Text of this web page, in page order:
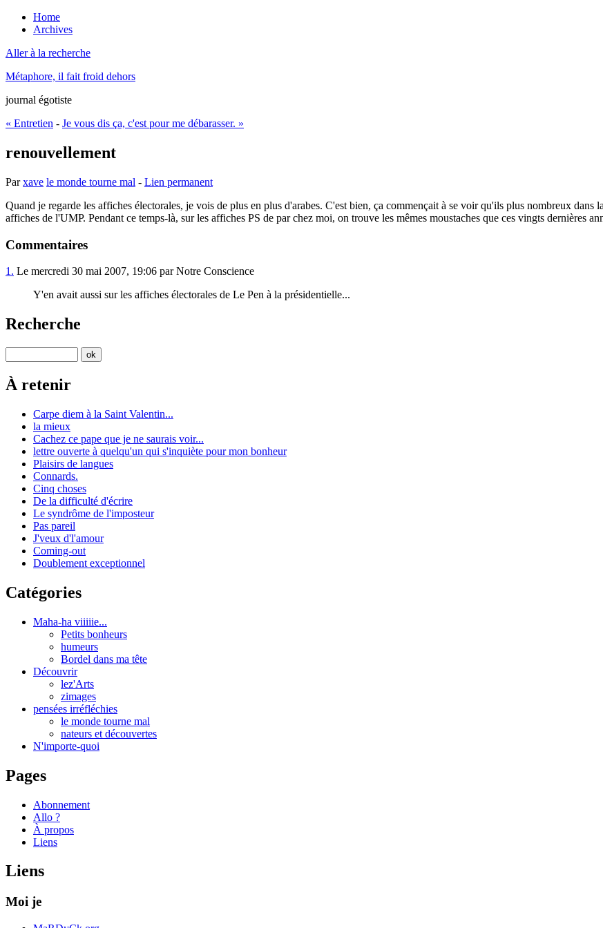
Home
Archives
Aller à la recherche
Métaphore, il fait froid dehors
journal égotiste
« Entretien - Je vous dis ça, c'est pour me débarasser. »
renouvellement
Parxave le monde tourne mal - Lien permanent
Quand je regarde les affiches électorales, je vois de plus en plus d'arabes. C'est bien, ça commençait à se voir qu'ils plus nombreux
affiches de l'UMP. Pendant ce temps-là, sur les affiches PS de par chez moi, on trouve les mêmes moustaches que ces vingts dernières
Commentaires
1. Le mercredi 30 mai 2007, 19:06 par Notre Conscience
Y'en avait aussi sur les affiches électorales de Le Pen à la présidentielle...
Recherche
À retenir
Carpe diem à la Saint Valentin...
la mieux
Cachez ce pape que je ne saurais voir...
lettre ouverte à quelqu'un qui s'inquiète pour mon bonheur
Plaisirs de langues
Connards.
Cinq choses
De la difficulté d'écrire
Le syndrôme de l'imposteur
Pas pareil
J'veux d'l'amour
Coming-out
Doublement exceptionnel
Catégories
Maha-ha viiiiie...
Petits bonheurs
humeurs
Bordel dans ma tête
Découvrir
lez'Arts
zimages
pensées irréfléchies
le monde tourne mal
nateurs et découvertes
N'importe-quoi
Pages
Abonnement
Allo ?
À propos
Liens
Liens
Moi je